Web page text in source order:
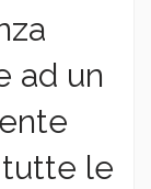
ad un
tutte le